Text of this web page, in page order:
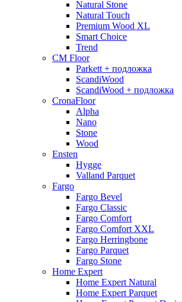
Natural Stone
Natural Touch
Premium Wood XL
Smart Choice
Trend
CM Floor
Parkett + подложка
ScandiWood
ScandiWood + подложка
CronaFloor
Alpha
Nano
Stone
Wood
Ensten
Hygge
Valland Parquet
Fargo
Fargo Bevel
Fargo Classic
Fargo Comfort
Fargo Comfort XXL
Fargo Herringbone
Fargo Parquet
Fargo Stone
Home Expert
Home Expert Natural
Home Expert Parquet